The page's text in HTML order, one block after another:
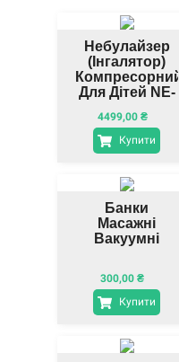
Небулайзер
(інгалятор)
Компресорний
Для Дітей NE-
4499,00₴
Купити
Банки
Масажні
Вакуумні
300,00 ₴
Купити